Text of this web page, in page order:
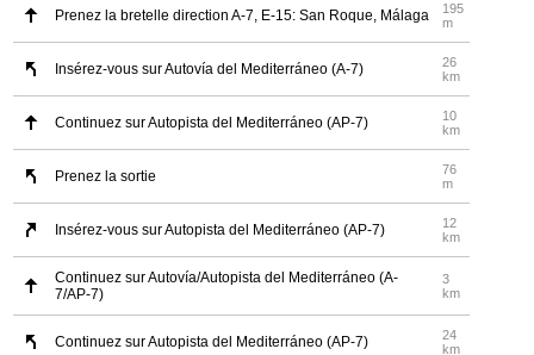
Prenez la bretelle direction A-7, E-15: San Roque, Málaga
195
m
Insérez-vous sur Autovía del Mediterráneo (A-7)
26
km
Continuez sur Autopista del Mediterráneo (AP-7)
10
km
Prenez la sortie
76
m
Insérez-vous sur Autopista del Mediterráneo (AP-7)
12
km
Continuez sur Autovía/Autopista del Mediterráneo (A-
7/AP-7)
3
km
Continuez sur Autopista del Mediterráneo (AP-7)
24
km